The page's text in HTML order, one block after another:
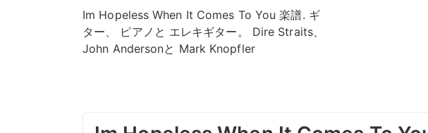
Im Hopeless When It Comes To You 楽譜. ギ
ター、 ピアノと エレキギター。 Dire Straits、
John Andersonと Mark Knopfler